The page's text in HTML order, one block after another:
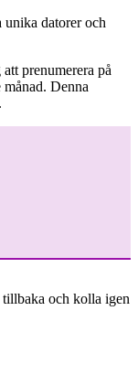
unika datorer och
prenumerera på
Denna
och kolla igen